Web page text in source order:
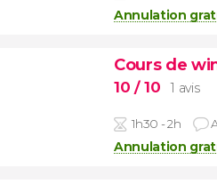
Annulation
Cours de
10 / 10 1 avis
1h30 - 2h
Annulation